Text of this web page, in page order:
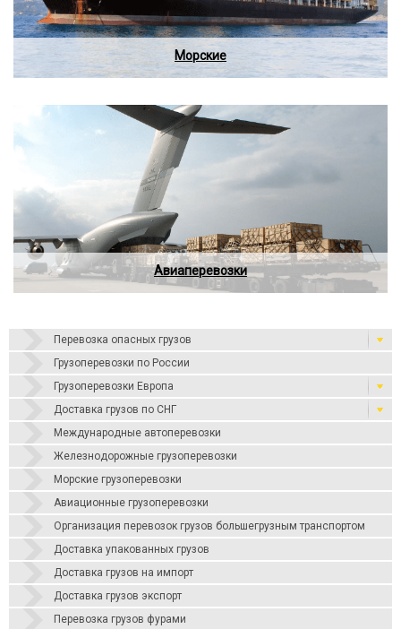
Перевозка опасных грузов
Грузоперевозки по России
Грузоперевозки Европа
Доставка грузов по СНГ
Международные автоперевозки
Железнодорожные грузоперевозки
Морские грузоперевозки
Авиационные грузоперевозки
Организация перевозок грузов большегрузным транспортом
Доставка упакованных грузов
Доставка грузов на импорт
Доставка грузов экспорт
Перевозка грузов фурами
Морские
Авиаперевозки